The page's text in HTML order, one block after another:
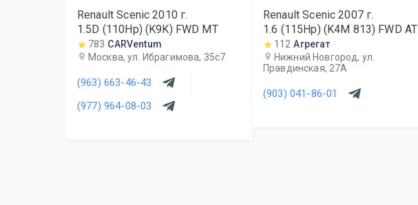
Renault Scenic 2010г.
1.5D (110Hp) (K9K) FWD MT
783 CARVentum
Москва, ул. Ибрагимова, 35с7
(963) 663-46-43
(977) 964-08-03
Renault Scenic 2007г.
1.6 (115Hp) (K4M 813) FWD AT
112 Агрегат
Нижний Новгород, ул.
Правдинская, 27А
(903) 041-86-01